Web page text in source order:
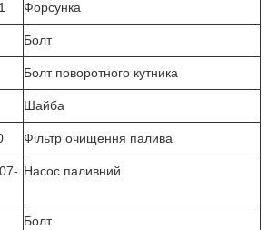
Форсунка
Болт
Болт поворотного кутника
Шайба
Фільтр очищення палива
Насос паливний
Болт